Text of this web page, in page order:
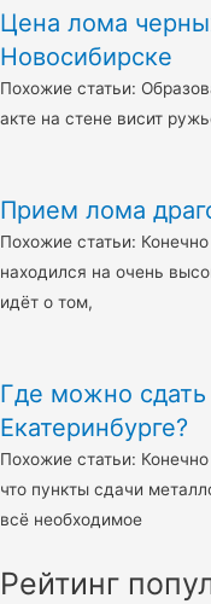
Цена лома
Новосибирске
Похожие статьи:
акте на стене висит
Прием лома
Похожие статьи:
находился на очень
идёт о том,
Где можно
Екатеринбурге?
Похожие статьи:
что пункты сдачи
всё необходимое
Рейтинг